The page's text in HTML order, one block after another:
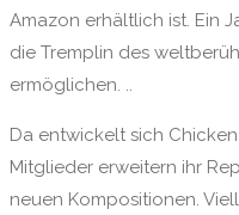
Amazon erhältlich ist. Ein
die Tremplin des
ermöglichen. ..
Da entwickelt sich
Mitglieder erweitern ihr
neuen Kompositionen.